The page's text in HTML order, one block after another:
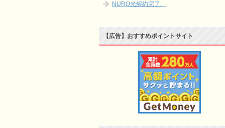
NURO光解約完了。
【広告】おすすめポイントサイト